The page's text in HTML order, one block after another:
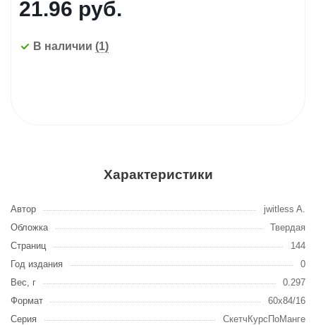
21.96 руб.
В наличии (1)
Характеристики
Автор
jwitless A.
Обложка
Твердая
Страниц
144
Год издания
0
Вес, г
0.297
Формат
60x84/16
Серия
СкетчКурсПоМанге